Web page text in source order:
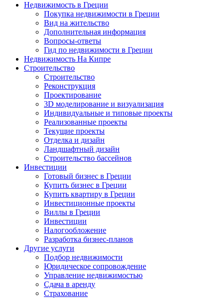
Недвижимость в Греции
Покупка недвижимости в Греции
Вид на жительство
Дополнительная информация
Вопросы-ответы
Гид по недвижимости в Греции
Недвижимость На Кипре
Строительство
Строительство
Реконструкция
Проектирование
3D моделирование и визуализация
Индивидуальные и типовые проекты
Реализованные проекты
Текущие проекты
Отделка и дизайн
Ландшафтный дизайн
Строительство бассейнов
Инвестиции
Готовый бизнес в Греции
Купить бизнес в Греции
Купить квартиру в Греции
Инвестиционные проекты
Виллы в Греции
Инвестиции
Налогообложение
Разработка бизнес-планов
Другие услуги
Подбор недвижимости
Юридическое сопровождение
Управление недвижимостью
Сдача в аренду
Страхование